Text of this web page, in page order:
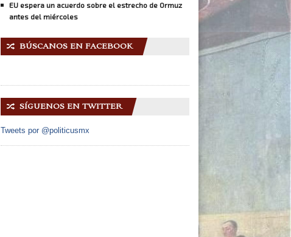
EU espera un acuerdo sobre el estrecho de Ormuz
antes del miércoles
🔀 BÚSCANOS EN FACEBOOK
🔀 SÍGUENOS EN TWITTER
Tweets por @politicusmx